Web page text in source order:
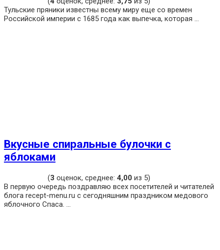
Тульские пряники известны всему миру еще со времен
Российской империи с 1685 года как выпечка, которая ...
Вкусные спиральные булочки с
яблоками
(3 оценок, среднее: 4,00 из 5)
В первую очередь поздравляю всех посетителей и читателей
блога recept-menu.ru с сегодняшним праздником медового
яблочного Спаса. ...